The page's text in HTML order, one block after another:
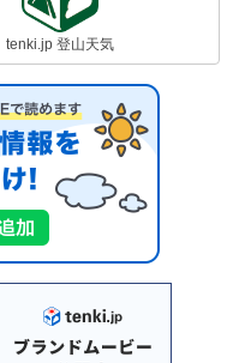
tenki.jp 登山天気